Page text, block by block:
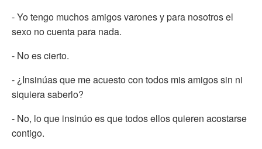
- Yo tengo muchos amigos varones y para nosotros el
sexo no cuenta para nada.
- No es cierto.
- ¿Insinúas que me acuesto con todos mis amigos sin ni
siquiera saberlo?
- No, lo que insinúo es que todos ellos quieren acostarse
contigo.